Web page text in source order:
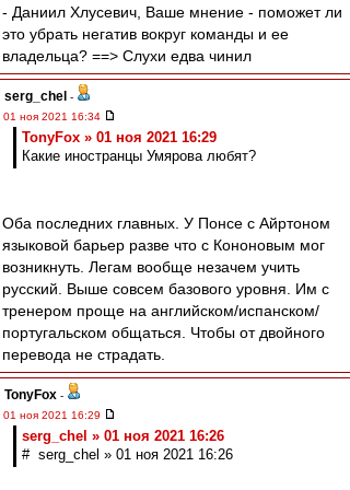
- Даниил Хлусевич, Ваше мнение - поможет ли
это убрать негатив вокруг команды и ее
владельца? ==> Слухи едва чинил
serg_chel -
01 ноя 2021 16:34
TonyFox » 01 ноя 2021 16:29
Какие иностранцы Умярова любят?
Оба последних главных. У Понсе с Айртоном
языковой барьер разве что с Кононовым мог
возникнуть. Легам вообще незачем учить
русский. Выше совсем базового уровня. Им с
тренером проще на английском/испанском/
португальском общаться. Чтобы от двойного
перевода не страдать.
TonyFox -
01 ноя 2021 16:29
serg_chel » 01 ноя 2021 16:26
# serg_chel » 01 ноя 2021 16:26